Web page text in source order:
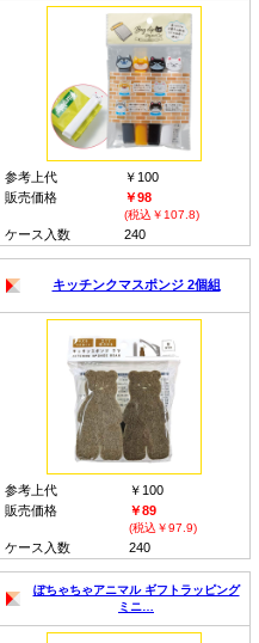
参考上代
￥100
販売価格
￥98
(税込￥107.8)
ケース入数 240
キッチンクマスポンジ 2個組
参考上代
￥100
販売価格
￥89
(税込￥97.9)
ケース入数 240
ぽちゃちゃアニマル ギフトラッピング
ミニ…